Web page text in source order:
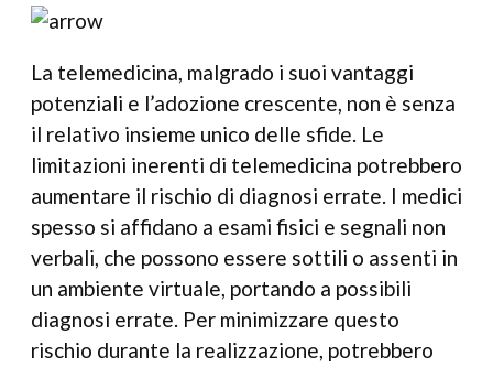
La telemedicina, malgrado i suoi vantaggi
potenziali e l’adozione crescente, non è senza
il relativo insieme unico delle sfide. Le
limitazioni inerenti di telemedicina potrebbero
aumentare il rischio di diagnosi errate. I medici
spesso si affidano a esami fisici e segnali non
verbali, che possono essere sottili o assenti in
un ambiente virtuale, portando a possibili
diagnosi errate. Per minimizzare questo
rischio durante la realizzazione, potrebbero